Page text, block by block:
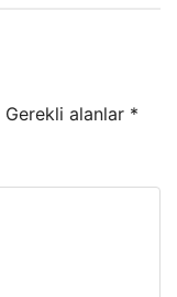
Gerekli alanlar *